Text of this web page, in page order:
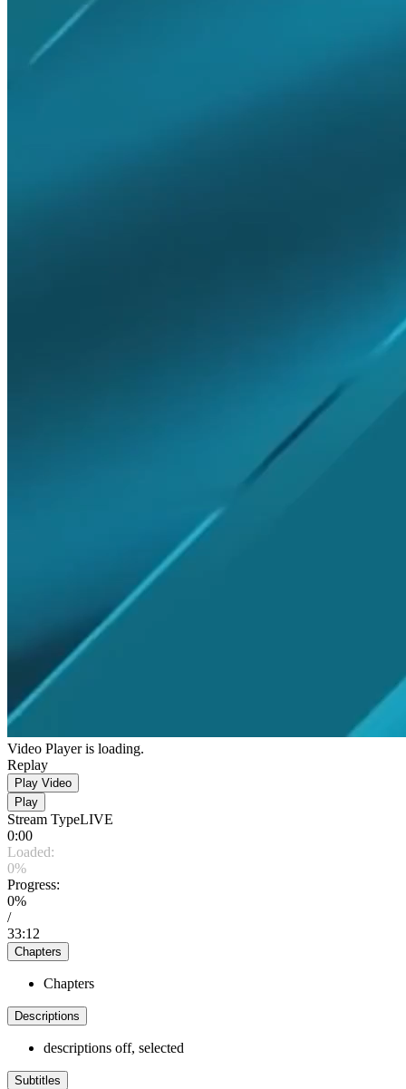
Video Player is loading.
Replay
Play Video
Play
Stream TypeLIVE
0:00
Loaded:
0%
Progress:
0%
/
33:12
Chapters
Chapters
Descriptions
descriptions off, selected
Subtitles